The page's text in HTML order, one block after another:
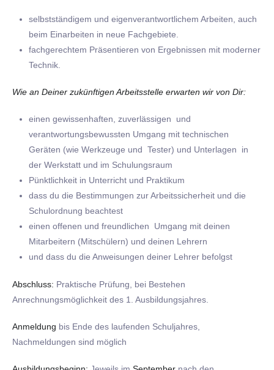
selbstständigem und eigenverantwortlichem Arbeiten, auch
beim Einarbeiten in neue Fachgebiete.
fachgerechtem Präsentieren von Ergebnissen mit moderner
Technik.
Wie an Deiner zukünftigen Arbeitsstelle erwarten wir von Dir:
einen gewissenhaften, zuverlässigen und
verantwortungsbewussten Umgang mit technischen
Geräten (wie Werkzeuge und Tester) und Unterlagen in
der Werkstatt und im Schulungsraum
Pünktlichkeit in Unterricht und Praktikum
dass du die Bestimmungen zur Arbeitssicherheit und die
Schulordnung beachtest
einen offenen und freundlichen Umgang mit deinen
Mitarbeitern (Mitschülern) und deinen Lehrern
und dass du die Anweisungen deiner Lehrer befolgst
Abschluss: Praktische Prüfung, bei Bestehen
Anrechnungsmöglichkeit des 1. Ausbildungsjahres.
Anmeldung bis Ende des laufenden Schuljahres,
Nachmeldungen sind möglich